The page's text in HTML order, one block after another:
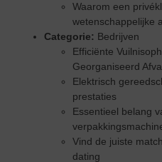
Waarom een
wetenschappelijke
Categorie: Bedrijven
Efficiënte
Georganiseerd
Elektrisch
prestaties
Essentieel belang
Vind de juiste
dating